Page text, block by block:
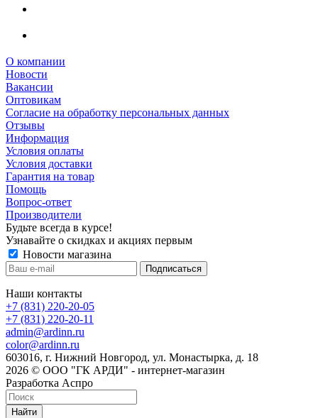
О компании
Новости
Вакансии
Оптовикам
Cогласие на обработку персональных данных
Отзывы
Информация
Условия оплаты
Условия доставки
Гарантия на товар
Помощь
Вопрос-ответ
Производители
Будьте всегда в курсе!
Узнавайте о скидках и акциях первым
Новости магазина
Наши контакты
+7 (831) 220-20-05
+7 (831) 220-20-11
admin@ardinn.ru
color@ardinn.ru
603016, г. Нижний Новгород, ул. Монастырка, д. 18
2026 © ООО "ГК АРДИ" - интернет-магазин
Разработка Аспро
Найти